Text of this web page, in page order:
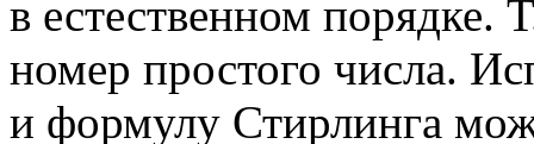
в естественном порядке.
номер простого числа.
и формулу Стирлинга